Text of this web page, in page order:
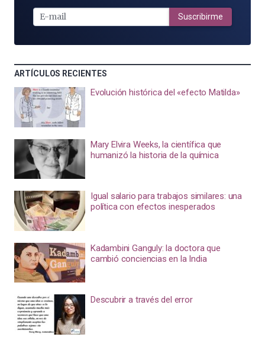
MAIL
Suscribirme
ARTÍCULOS RECIENTES
Evolución histórica del «efecto Matilda»
Mary Elvira Weeks, la científica que
humanizó la historia de la química
Igual salario para trabajos similares: una
política con efectos inesperados
Kadambini Ganguly: la doctora que
cambió conciencias en la India
Descubrir a través del error